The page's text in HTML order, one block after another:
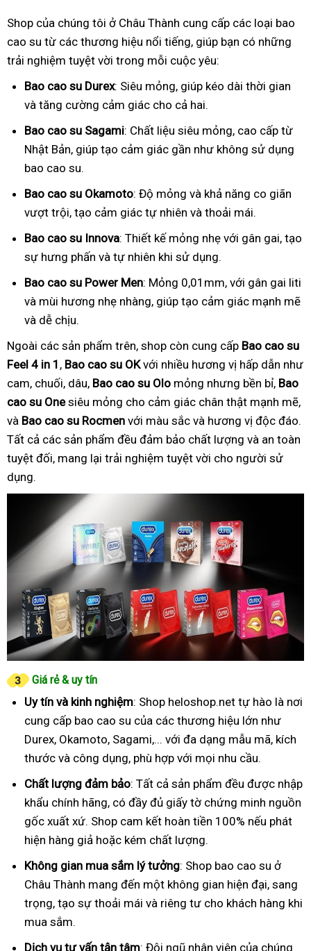
Shop của chúng tôi ở Châu Thành cung cấp các loại bao
cao su từ các thương hiệu nổi tiếng, giúp bạn có những
trải nghiệm tuyệt vời trong mỗi cuộc yêu:
Bao cao su Durex: Siêu mỏng, giúp kéo dài thời gian
và tăng cường cảm giác cho cả hai.
Bao cao su Sagami: Chất liệu siêu mỏng, cao cấp từ
Nhật Bản, giúp tạo cảm giác gần như không sử dụng
bao cao su.
Bao cao su Okamoto: Độ mỏng và khả năng co giãn
vượt trội, tạo cảm giác tự nhiên và thoải mái.
Bao cao su Innova: Thiết kế mỏng nhẹ với gân gai, tạo
sự hưng phấn và tự nhiên khi sử dụng.
Bao cao su Power Men: Mỏng 0,01mm, với gân gai liti
và mùi hương nhẹ nhàng, giúp tạo cảm giác mạnh mẽ
và dễ chịu.
Ngoài các sản phẩm trên, shop còn cung cấp Bao cao su
Feel 4 in 1 , Bao cao su OKvới nhiều hương vị hấp dẫn như
cam, chuối, dâu, Bao cao su Olo mỏng nhưng bền bỉ, Bao
cao su Onesiêu mỏng cho cảm giác chân thật mạnh mẽ,
và Bao cao su Rocmen với màu sắc và hương vị độc đáo.
Tất cả các sản phẩm đều đảm bảo chất lượng và an toàn
tuyệt đối, mang lại trải nghiệm tuyệt vời cho người sử
dụng.
Giá rẻ & uy tín
Uy tín và kinh nghiệm: Shop heloshop.net tự hào là nơi
cung cấp bao cao su của các thương hiệu lớn như
Durex, Okamoto, Sagami,... với đa dạng mẫu mã, kích
thước và công dụng, phù hợp với mọi nhu cầu.
Chất lượng đảm bảo: Tất cả sản phẩm đều được nhập
khẩu chính hãng, có đầy đủ giấy tờ chứng minh nguồn
gốc xuất xứ. Shop cam kết hoàn tiền 100% nếu phát
hiện hàng giả hoặc kém chất lượng.
Không gian mua sắm lý tưởng: Shop bao cao su ở
Châu Thành mang đến một không gian hiện đại, sang
trọng, tạo sự thoải mái và riêng tư cho khách hàng khi
mua sắm.
Dịch vụ tư vấn tận tâm: Đội ngũ nhân viên của chúng